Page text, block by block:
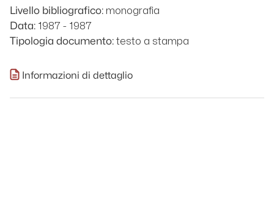
Livello bibliografico: monografia
Data: 1987 - 1987
Tipologia documento: testo a stampa
Informazioni di dettaglio